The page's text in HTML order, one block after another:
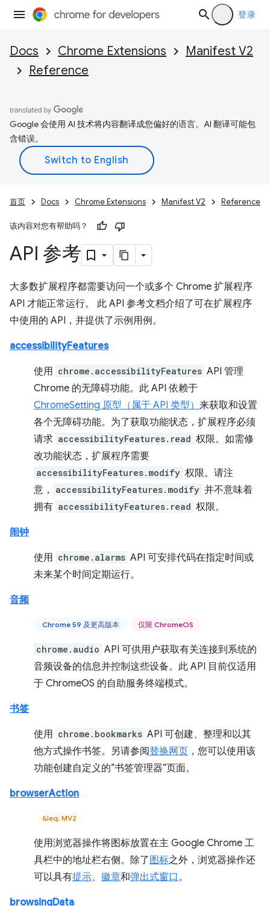
登录
Docs Chrome Extensions
Manifest V2
Reference
Google 会使用 AI 技术将内容翻译成您偏好的语言。AI 翻译可能包
含错误。
首页 Docs Chrome Extensions Manifest V2 Reference
该内容对您有帮助吗？
API 参考
大多数扩展程序都需要访问一个或多个 Chrome 扩展程序
API 才能正常运行。 此 API 参考文档介绍了可在扩展程序
中使用的 API，并提供了示例用例。
accessibilityFeatures
使用 chrome.accessibilityFeatures API 管理
Chrome 的无障碍功能。此 API 依赖于
ChromeSetting 原型（属于 API 类型） 来获取和设置
各个无障碍功能。为了获取功能状态，扩展程序必须
请求 accessibilityFeatures.read 权限。如需修
改功能状态，扩展程序需要
accessibilityFeatures.modify 权限。请注
意，
accessibilityFeatures.modify 并不意味着
拥有 accessibilityFeatures.read 权限。
闹钟
使用 chrome.alarms API 可安排代码在指定时间或
未来某个时间定期运行。
音频
Chrome 59 及更高版本 仅限 ChromeOS
chrome.audio API 可供用户获取有关连接到系统的
音频设备的信息并控制这些设备。此 API 目前仅适用
于 ChromeOS 的自助服务终端模式。
书签
使用 chrome.bookmarks API 可创建、整理和以其
他方式操作书签。另请参阅替换网页 ，您可以使用该
功能创建自定义的“书签管理器”页面。
browserAction
&leq; MV2
使用浏览器操作将图标放置在主 Google Chrome 工
具栏中的地址栏右侧。除了 图标之外，浏览器操作还
可以具有提示、 徽章和弹出式窗口。
browsingData